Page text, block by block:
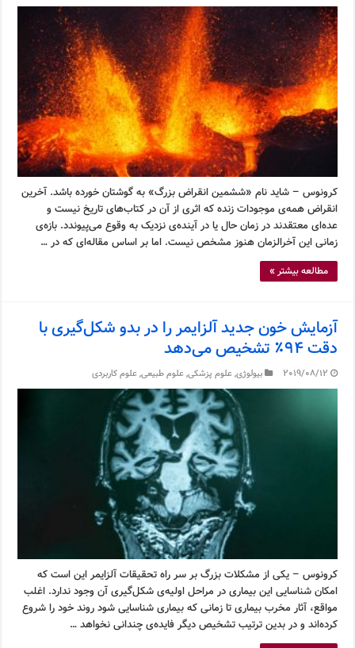
کرونوس – شاید نام «ششمین انقراض بزرگ» به گوشتان خورده باشد. آخرین
انقراض همه‌ی موجودات زنده که اثری از آن در کتاب‌های تاریخ نیست و
عده‌ای معتقدند در زمان حال یا در آینده‌ی نزدیک به وقوع می‌پیوندد. بازه‌ی
زمانی این آخرالزمان هنوز مشخص نیست. اما بر اساس مقاله‌ای که در …
مطالعه بیشتر »
آزمایش خون جدید آلزایمر را در بدو شکل‌گیری با
دقت ۹۴٪ تشخیص می‌دهد
2019/08/12 بیولوژی,علوم پزشکی,علوم طبیعی,علوم کاربردی
کرونوس – یکی از مشکلات بزرگ بر سر راه تحقیقات آلزایمر این است که
امکان شناسایی این بیماری در مراحل اولیه‌ی شکل‌گیری آن وجود ندارد. اغلب
مواقع، آثار مخرب بیماری تا زمانی که بیماری شناسایی شود روند خود را شروع
کرده‌اند و در بدین ترتیب تشخیص دیگر فایده‌ی چندانی نخواهد …